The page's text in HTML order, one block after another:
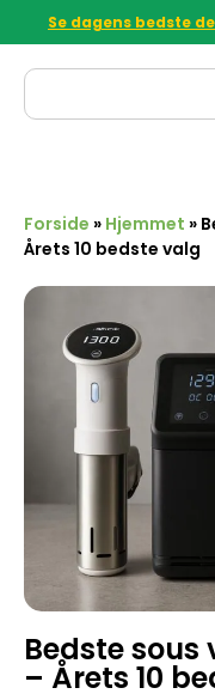
Se dagens bedste
Forside » Hjemmet »
Årets 10 bedste valg
Bedste
– Årets 10